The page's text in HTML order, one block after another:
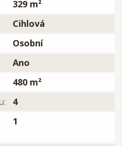
329 m²
Cihlová
Osobní
Ano
480 m²
4
1